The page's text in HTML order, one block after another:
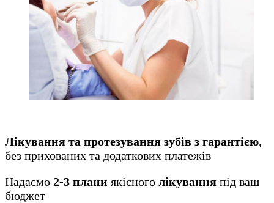
Лікування та протезування зубів з гарантією,
без прихованих та додаткових платежів
Надаємо 2-3 плани якісного лікування під ваш
бюджет